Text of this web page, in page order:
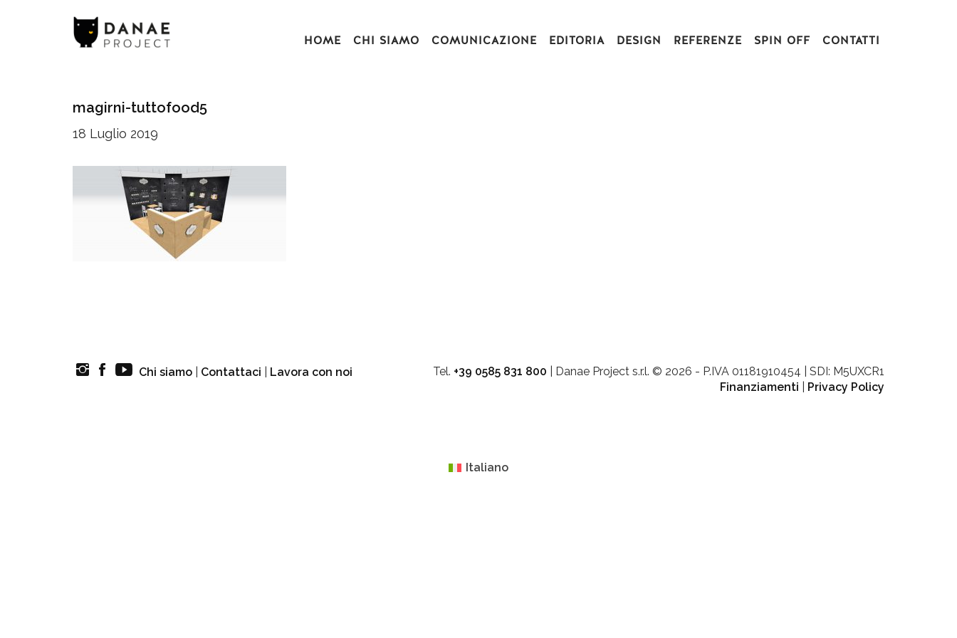
HOME CHI SIAMO COMUNICAZIONE EDITORIA DESIGN REFERENZE SPIN OFF CONTATTI
magirni-tuttofood5
18 Luglio 2019
Chi siamo Contattaci Lavora con noi Tel. +39 0585 831 800 | Danae Project s.r.l. © 2026 - P.IVA 01181910454 | SDI: M5UXCR1
Finanziamenti
Privacy Policy
Italiano